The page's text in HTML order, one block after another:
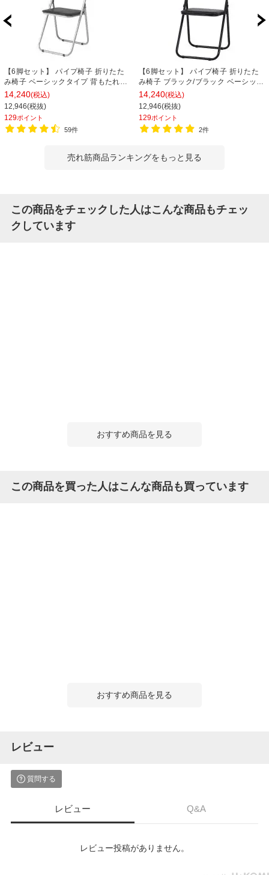
【6脚セット】 パイプ椅子 折りたた
み椅子 ベーシックタイプ 背もたれ付
き 省スペース PVCレザー 会議用椅子
幅450×奥行470×座面高450mm
14,240(税込)
12,946(税抜)
129ポイント
59件
【6脚セット】 パイプ椅子 折りたた
み椅子 ブラック/ブラック ベーシック
タイプ 背もたれ付き 省スペース PVC
レザー 会議用椅子 幅450×奥行470×
座面高450mm
14,240(税込)
12,946(税抜)
129ポイント
2件
売れ筋商品ランキングをもっと見る
この商品をチェックした人はこんな商品もチェッ
クしています
おすすめ商品を見る
この商品を買った人はこんな商品も買っています
おすすめ商品を見る
レビュー
質問する
レビュー Q&A
レビュー投稿がありません。